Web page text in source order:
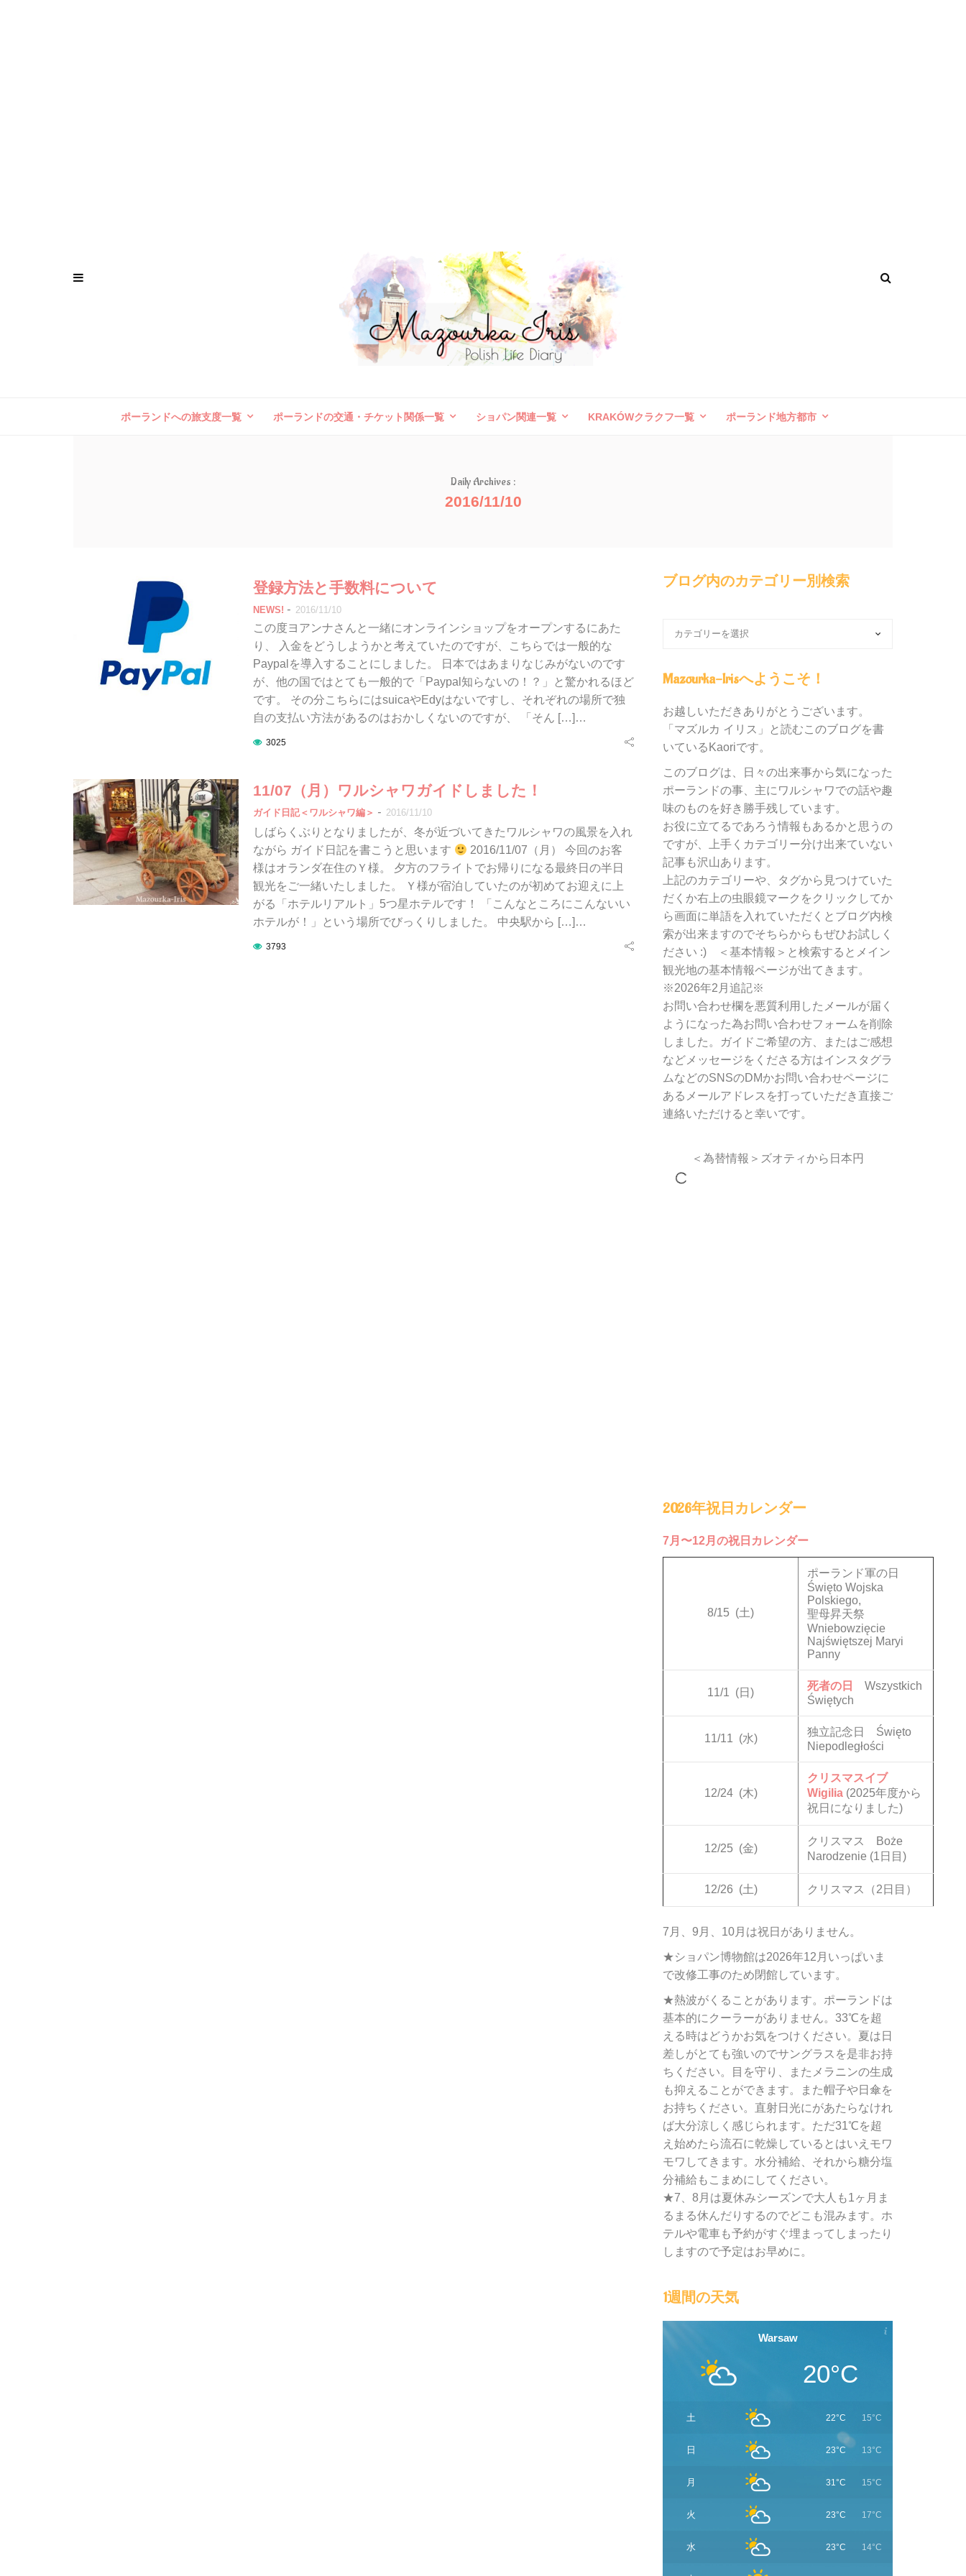
ポーランドへの旅支度一覧 ポーランドの交通・チケット関係一覧 ショパン関連一覧 KRAKÓWクラクフ一覧 ポーランド地方都市
Daily Archives :
2016/11/10
登録方法と手数料について
NEWS! - 2016/11/10
この度ヨアンナさんと一緒にオンラインショップをオープンするにあた
り、 入金をどうしようかと考えていたのですが、こちらでは一般的な
Paypalを導入することにしました。 日本ではあまりなじみがないのです
が、他の国ではとても一般的で「Paypal知らないの！？」と驚かれるほど
です。 その分こちらにはsuicaやEdyはないですし、それぞれの場所で独
自の支払い方法があるのはおかしくないのですが、 「そん […]…
3025
11/07（月）ワルシャワガイドしました！
ガイド日記＜ワルシャワ編＞ - 2016/11/10
しばらくぶりとなりましたが、冬が近づいてきたワルシャワの風景を入れ
ながら ガイド日記を書こうと思います
2016/11/07（月） 今回のお客
様はオランダ在住のＹ様。 夕方のフライトでお帰りになる最終日の半日
観光をご一緒いたしました。 Ｙ様が宿泊していたのが初めてお迎えに上
がる「ホテルリアルト」5つ星ホテルです！ 「こんなところにこんないい
ホテルが！」という場所でびっくりしました。 中央駅から […]…
3793
ブログ内のカテゴリー別検索
内
の
テ
ゴ
リ
別
検
索
Mazourka-Irisへようこそ！
お越しいただきありがとうございます。
「マズルカ イリス」と読むこのブログを書
いているKaoriです。
このブログは、日々の出来事から気になった
ポーランドの事、主にワルシャワでの話や趣
味のものを好き勝手残しています。
お役に立てるであろう情報もあるかと思うの
ですが、上手くカテゴリー分け出来ていない
記事も沢山あります。
上記のカテゴリーや、タグから見つけていた
だくか右上の虫眼鏡マークをクリックしてか
ら画面に単語を入れていただくとブログ内検
索が出来ますのでそちらからもぜひお試しく
ださい :) ＜基本情報＞と検索するとメイン
観光地の基本情報ページが出てきます。
※2026年2月追記※
お問い合わせ欄を悪質利用したメールが届く
ようになった為お問い合わせフォームを削除
しました。ガイドご希望の方、またはご感想
などメッセージをくださる方はインスタグラ
ムなどのSNSのDMかお問い合わせページに
あるメールアドレスを打っていただき直接ご
連絡いただけると幸いです。
＜為替情報＞ズオティから日本円
2026年祝日カレンダー
7月〜12月の祝日カレンダー
8/15 (土)
ポーランド軍の日
Święto Wojska
Polskiego,
聖母昇天祭
Wniebowzięcie
Najświętszej Maryi
Panny
11/1 (日)
死者の日
Wszystkich
Świętych
11/11 (水)
独立記念日 Święto
Niepodległości
12/24 (木)
クリスマスイブ
Wigilia (2025年度から
祝日になりました)
12/25 (金)
クリスマス Boże
Narodzenie (1日目)
12/26 (土) クリスマス（2日目）
7月、9月、10月は祝日がありません。
★ショパン博物館は2026年12月いっぱいま
で改修工事のため閉館しています。
★熱波がくることがあります。ポーランドは
基本的にクーラーがありません。33℃を超
える時はどうかお気をつけください。夏は日
差しがとても強いのでサングラスを是非お持
ちください。目を守り、またメラニンの生成
も抑えることができます。また帽子や日傘を
お持ちください。直射日光にがあたらなけれ
ば大分涼しく感じられます。ただ31℃を超
え始めたら流石に乾燥しているとはいえモワ
モワしてきます。水分補給、それから糖分塩
分補給もこまめにしてください。
★7、8月は夏休みシーズンで大人も1ヶ月ま
るまる休んだりするのでどこも混みます。ホ
テルや電車も予約がすぐ埋まってしまったり
しますので予定はお早めに。
1週間の天気
Warsaw
20°C
土 22°C 15°C
日 23°C 13°C
月 31°C 15°C
火 23°C 17°C
水 23°C 14°C